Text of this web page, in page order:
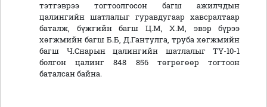
тэтгэврээ тогтоолгосон багш ажилчдын
цалингийн шатлалыг гуравдугаар хавсралтаар
баталж, бүжгийн багш Ц.М, Х.М, эвэр бүрээ
хөгжмийн багш Б.Б, Д.Гантулга, труба хөгжмийн
багш Ч.Снарын цалингийн шатлалыг ТҮ-10-1
болгон цалинг 848 856 төгрөгөөр тогтоон
баталсан байна.